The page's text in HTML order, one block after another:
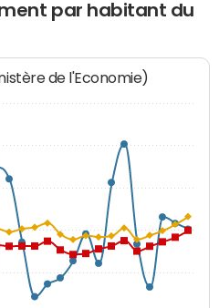
par habitant du
de l'Economie)